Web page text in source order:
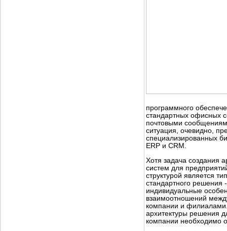
программного
стандартных офисных
почтовыми
ситуация, очевидно,
специализированных
ERP и CRM.
Хотя задача создания
систем для
структурой является
стандартного решения
индивидуальные
взаимоотношений
компании и
архитектуры решения
компании необходимо